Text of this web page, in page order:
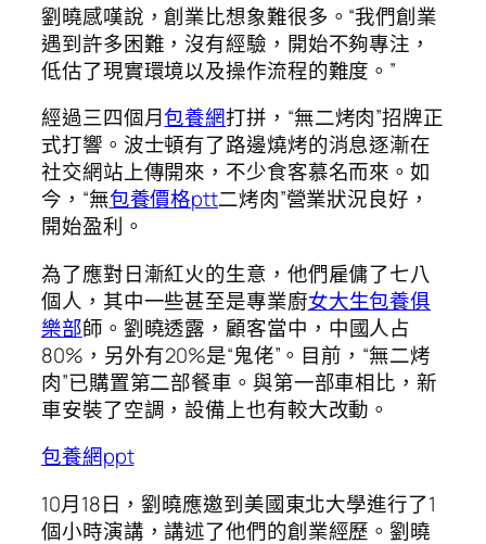
劉曉感嘆說，創業比想象難很多。“我們創業
遇到許多困難，沒有經驗，開始不夠專注，
低估了現實環境以及操作流程的難度。”
經過三四個月包養網打拼，“無二烤肉”招牌正
式打響。波士頓有了路邊燒烤的消息逐漸在
社交網站上傳開來，不少食客慕名而來。如
今，“無包養價格ptt二烤肉”營業狀況良好，
開始盈利。
為了應對日漸紅火的生意，他們雇傭了七八
個人，其中一些甚至是專業廚女大生包養俱
樂部師。劉曉透露，顧客當中，中國人占
80%，另外有20%是“鬼佬”。目前，“無二烤
肉”已購置第二部餐車。與第一部車相比，新
車安裝了空調，設備上也有較大改動。
包養網ppt
10月18日，劉曉應邀到美國東北大學進行了1
個小時演講，講述了他們的創業經歷。劉曉